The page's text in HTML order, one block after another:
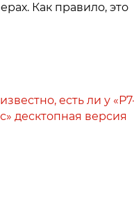
Как правило, это
есть ли у
десктопная версия